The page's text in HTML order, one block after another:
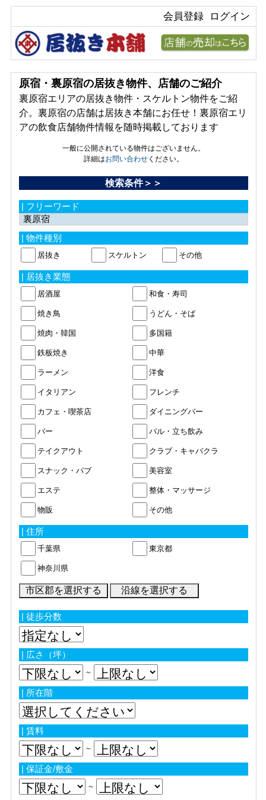
ログイン
会員登録
原宿・裏原宿の居抜き物件、店舗のご紹介
裏原宿エリアの居抜き物件・スケルトン物件をご紹
介。裏原宿の店舗は居抜き本舗にお任せ！裏原宿エリ
アの飲食店舗物件情報を随時掲載しております
一般に公開されている物件はございません。
詳細はお問い合わせください。
検索条件＞＞
| フリーワード
| 物件種別
居抜き スケルトン その他
| 居抜き業態
居酒屋 和食・寿司
焼き鳥 うどん・そば
焼肉・韓国 多国籍
鉄板焼き 中華
ラーメン 洋食
イタリアン フレンチ
カフェ・喫茶店 ダイニングバー
バー バル・立ち飲み
テイクアウト クラブ・キャバクラ
スナック・パブ 美容室
エステ 整体・マッサージ
物販 その他
| 住所
千葉県 東京都
神奈川県
| 徒歩分数
| 広さ（坪）
～
| 所在階
| 賃料
～
| 保証金/敷金
～